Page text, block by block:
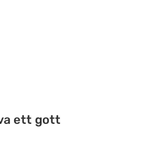
ett gott